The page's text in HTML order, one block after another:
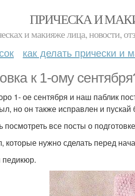
ПРИЧЕСКА И
и макияже лица, новости,
как делать прически и
к 1-ому
1- ое сентября и наш паблик
но он также исправлен и пускай
все посты о
которые нужно сделать перед